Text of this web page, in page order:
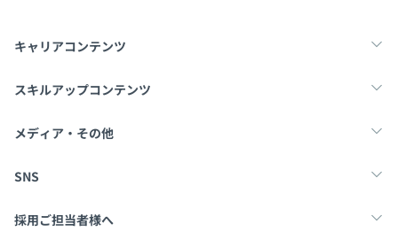
キャリアコンテンツ
転職・キャリア
スキルアップコンテンツ
学習
メディア・その他
Tech Team Journal
SNS
X
採用ご担当者様へ